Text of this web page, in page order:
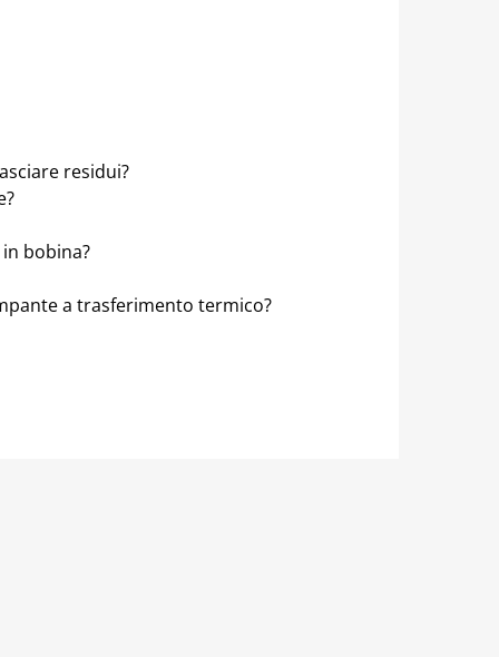
residui?
bobina?
a trasferimento termico?